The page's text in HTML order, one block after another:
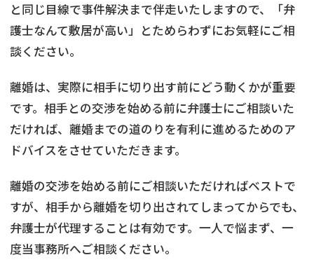
と同じ目線で事件解決まで伴走いたしますので、「弁
護士なんて敷居が高い」とためらわずにお気軽にご相
談ください。
離婚は、実際に相手に切り出す前にどう動くかが重要
です。相手との交渉を始める前に弁護士にご相談いた
だければ、離婚までの道のりを有利に進めるためのア
ドバイスをさせていただきます。
離婚の交渉を始める前にご相談いただければベストで
すが、相手から離婚を切り出されてしまってからでも、
弁護士が代理することは有効です。一人で悩まず、一
度当事務所へご相談ください。